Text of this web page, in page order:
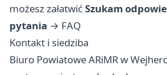
możesz załatwićSzukam
pytania → FAQ
Kontakt i siedziba
Biuro Powiatowe ARiMR w